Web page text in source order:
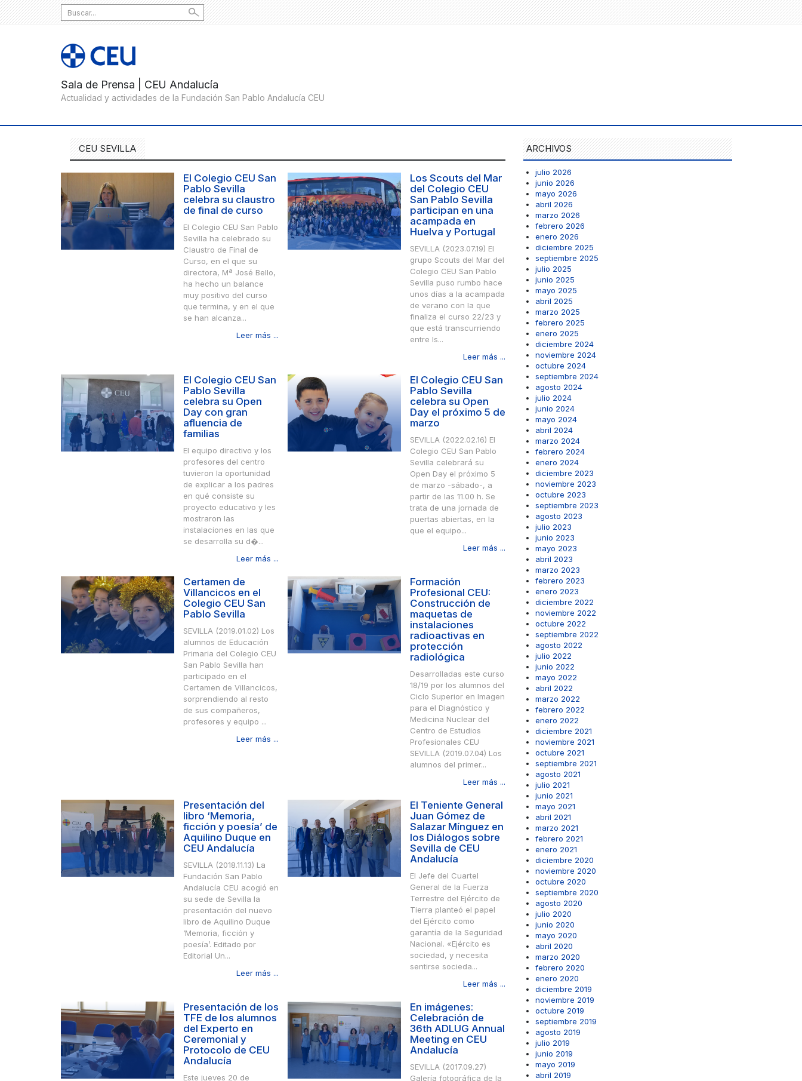
Search
for:
CEU SEVILLA
El Colegio CEU San
Pablo Sevilla
celebra su claustro
de final de curso
El Colegio CEU San Pablo
Sevilla ha celebrado su
Claustro de Final de
Curso, en el que su
directora, Mª José Bello,
ha hecho un balance
muy positivo del curso
que termina, y en el que
se han alcanza...
Leer más ...
Los Scouts del Mar
del Colegio CEU
San Pablo Sevilla
participan en una
acampada en
Huelva y Portugal
SEVILLA (2023.07.19) El
grupo Scouts del Mar del
Colegio CEU San Pablo
Sevilla puso rumbo hace
unos días a la acampada
de verano con la que
finaliza el curso 22/23 y
que está transcurriendo
entre Is...
Leer más ...
El Colegio CEU San
Pablo Sevilla
celebra su Open
Day con gran
afluencia de
familias
El equipo directivo y los
profesores del centro
tuvieron la oportunidad
de explicar a los padres
en qué consiste su
proyecto educativo y les
mostraron las
instalaciones en las que
se desarrolla su d�...
Leer más ...
El Colegio CEU San
Pablo Sevilla
celebra su Open
Day el próximo 5 de
marzo
SEVILLA (2022.02.16) El
Colegio CEU San Pablo
Sevilla celebrará su
Open Day el próximo 5
de marzo -sábado-, a
partir de las 11.00 h. Se
trata de una jornada de
puertas abiertas, en la
que el equipo...
Leer más ...
Certamen de
Villancicos en el
Colegio CEU San
Pablo Sevilla
SEVILLA (2019.01.02) Los
alumnos de Educación
Primaria del Colegio CEU
San Pablo Sevilla han
participado en el
Certamen de Villancicos,
sorprendiendo al resto
de sus compañeros,
profesores y equipo ...
Leer más ...
Formación
Profesional CEU:
Construcción de
maquetas de
instalaciones
radioactivas en
protección
radiológica
Desarrolladas este curso
18/19 por los alumnos del
Ciclo Superior en Imagen
para el Diagnóstico y
Medicina Nuclear del
Centro de Estudios
Profesionales CEU
SEVILLA (2019.07.04) Los
alumnos del primer...
Leer más ...
Presentación del
libro ‘Memoria,
ficción y poesía’ de
Aquilino Duque en
CEU Andalucía
SEVILLA (2018.11.13) La
Fundación San Pablo
Andalucía CEU acogió en
su sede de Sevilla la
presentación del nuevo
libro de Aquilino Duque
‘Memoria, ficción y
poesía’. Editado por
Editorial Un...
Leer más ...
El Teniente General
Juan Gómez de
Salazar Mínguez en
los Diálogos sobre
Sevilla de CEU
Andalucía
El Jefe del Cuartel
General de la Fuerza
Terrestre del Ejército de
Tierra planteó el papel
del Ejército como
garantía de la Seguridad
Nacional. «Ejército es
sociedad, y necesita
sentirse socieda...
Leer más ...
Presentación de los
TFE de los alumnos
del Experto en
Ceremonial y
Protocolo de CEU
Andalucía
Este jueves 20 de
En imágenes:
Celebración de
36th ADLUG Annual
Meeting en CEU
Andalucía
SEVILLA (2017.09.27)
Galería fotográfica de la
ARCHIVOS
julio 2026
junio 2026
mayo 2026
abril 2026
marzo 2026
febrero 2026
enero 2026
diciembre 2025
septiembre 2025
julio 2025
junio 2025
mayo 2025
abril 2025
marzo 2025
febrero 2025
enero 2025
diciembre 2024
noviembre 2024
octubre 2024
septiembre 2024
agosto 2024
julio 2024
junio 2024
mayo 2024
abril 2024
marzo 2024
febrero 2024
enero 2024
diciembre 2023
noviembre 2023
octubre 2023
septiembre 2023
agosto 2023
julio 2023
junio 2023
mayo 2023
abril 2023
marzo 2023
febrero 2023
enero 2023
diciembre 2022
noviembre 2022
octubre 2022
septiembre 2022
agosto 2022
julio 2022
junio 2022
mayo 2022
abril 2022
marzo 2022
febrero 2022
enero 2022
diciembre 2021
noviembre 2021
octubre 2021
septiembre 2021
agosto 2021
julio 2021
junio 2021
mayo 2021
abril 2021
marzo 2021
febrero 2021
enero 2021
diciembre 2020
noviembre 2020
octubre 2020
septiembre 2020
agosto 2020
julio 2020
junio 2020
mayo 2020
abril 2020
marzo 2020
febrero 2020
enero 2020
diciembre 2019
noviembre 2019
octubre 2019
septiembre 2019
agosto 2019
julio 2019
junio 2019
mayo 2019
abril 2019